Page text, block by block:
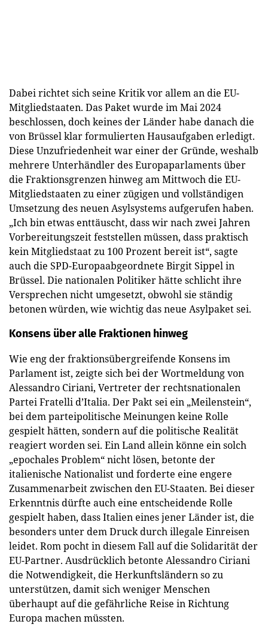
Dabei richtet sich seine Kritik vor allem an die EU-
Mitgliedstaaten. Das Paket wurde im Mai 2024
beschlossen, doch keines der Länder habe danach die
von Brüssel klar formulierten Hausaufgaben erledigt.
Diese Unzufriedenheit war einer der Gründe, weshalb
mehrere Unterhändler des Europaparlaments über
die Fraktionsgrenzen hinweg am Mittwoch die EU-
Mitgliedstaaten zu einer zügigen und vollständigen
Umsetzung des neuen Asylsystems aufgerufen haben.
„Ich bin etwas enttäuscht, dass wir nach zwei Jahren
Vorbereitungszeit feststellen müssen, dass praktisch
kein Mitgliedstaat zu 100 Prozent bereit ist“, sagte
auch die SPD-Europaabgeordnete Birgit Sippel in
Brüssel. Die nationalen Politiker hätte schlicht ihre
Versprechen nicht umgesetzt, obwohl sie ständig
betonen würden, wie wichtig das neue Asylpaket sei.
Konsens über alle Fraktionen hinweg
Wie eng der fraktionsübergreifende Konsens im
Parlament ist, zeigte sich bei der Wortmeldung von
Alessandro Ciriani, Vertreter der rechtsnationalen
Partei Fratelli d’Italia. Der Pakt sei ein „Meilenstein“,
bei dem parteipolitische Meinungen keine Rolle
gespielt hätten, sondern auf die politische Realität
reagiert worden sei. Ein Land allein könne ein solch
„epochales Problem“ nicht lösen, betonte der
italienische Nationalist und forderte eine engere
Zusammenarbeit zwischen den EU-Staaten. Bei dieser
Erkenntnis dürfte auch eine entscheidende Rolle
gespielt haben, dass Italien eines jener Länder ist, die
besonders unter dem Druck durch illegale Einreisen
leidet. Rom pocht in diesem Fall auf die Solidarität der
EU-Partner. Ausdrücklich betonte Alessandro Ciriani
die Notwendigkeit, die Herkunftsländern so zu
unterstützen, damit sich weniger Menschen
überhaupt auf die gefährliche Reise in Richtung
Europa machen müssten.